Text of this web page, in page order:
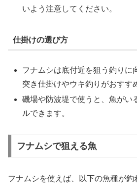
いよう注意してください。
仕掛けの選び方
フナムシは底付近を狙う釣りに
突き仕掛けやウキ釣りがおすす
磯場や防波堤で使うと、魚がい
ルできます。
フナムシで狙える魚
フナムシを使えば、以下の魚種が釣